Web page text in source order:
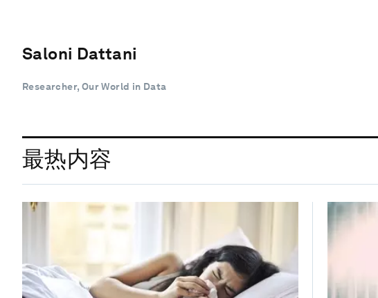
Saloni Dattani
Researcher, Our World in Data
最热内容